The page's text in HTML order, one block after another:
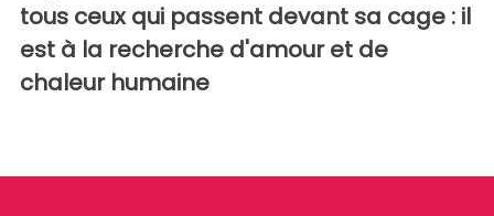
tous ceux qui passent devant sa cage : il
est à la recherche d'amour et de
chaleur humaine